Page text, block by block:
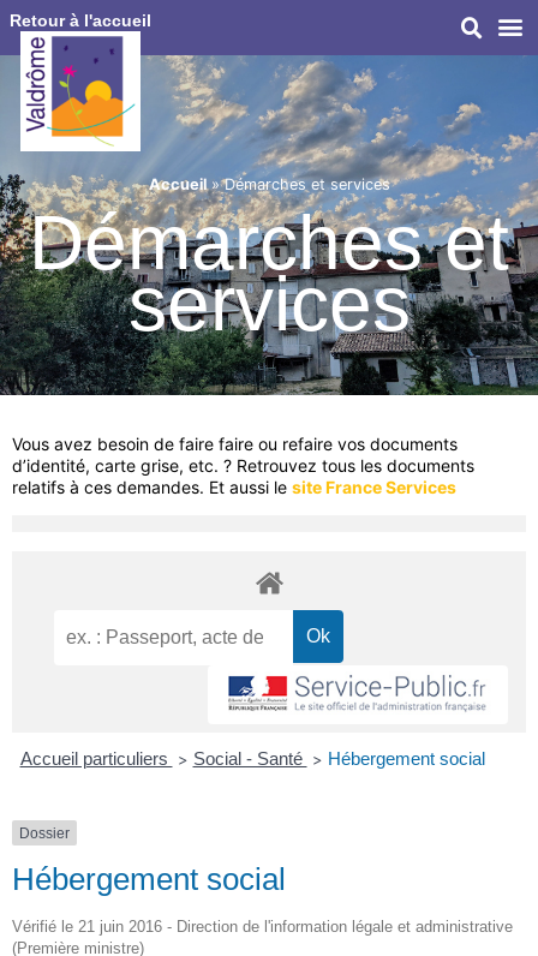
Retour à l'accueil
Accueil»Démarches et services
Démarches et
services
Vous avez besoin de faire faire ou refaire vos documents
d’identité, carte grise, etc. ? Retrouvez tous les documents
relatifs à ces demandes. Et aussi le site France Services
Accueil particuliers > Social - Santé > Hébergement social
Dossier
Hébergement social
Vérifié le 21 juin 2016 - Direction de l'information légale et administrative
(Première ministre)